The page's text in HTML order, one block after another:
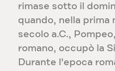
rimase sotto il
quando, nella prima
secolo a.C.,
romano, occupò la
Durante l'epoca